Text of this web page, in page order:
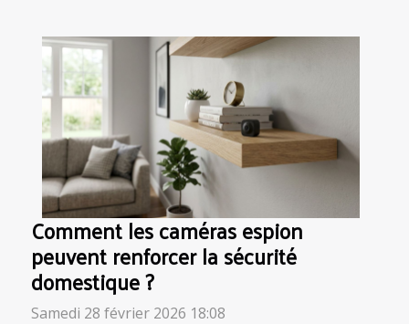
Comment les caméras espion
peuvent renforcer la sécurité
domestique ?
Samedi 28 février 2026 18:08